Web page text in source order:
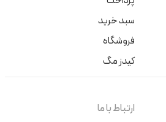
سبد خرید
فروشگاه
کیدز مگ
ارتباط با ما